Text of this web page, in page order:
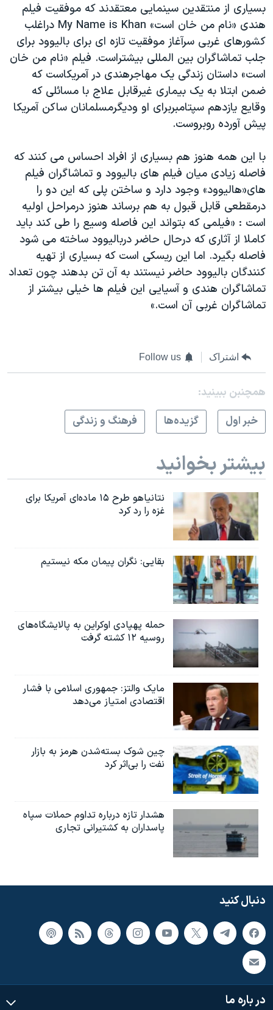
بسیاری از منتقدین سینمایی معتقدند که موفقیت فیلم
هندی «نام من خان است» My Name is Khan دراغلب
کشورهای غربی سرآغاز موفقیت تازه ای برای بالیوود برای
جلب تماشاگران بین المللی بیشتراست. فیلم «نام من خان
است» داستان زندگی یک مهاجرهندی در آمریکاست که
ضمن ابتلا به یک بیماری غیرقابل علاج با مسائلی که
وقایع یازدهم سپتامبربرای او ودیگرمسلمانان ساکن آمریکا
پیش آورده روبروست.
با این همه هنوز هم بسیاری از افراد احساس می کنند که
فاصله زیادی میان فیلم های بالیوود و تماشاگران فیلم
های«هالیوود» وجود دارد و ساختن پلی که این دو را
درمقطعی قابل قبول به هم برساند هنوز درمراحل اولیه
است : «فیلمی که بتواند این فاصله وسیع را طی کند باید
کاملا از آثاری که درحال حاضر دربالیوود ساخته می شود
فاصله بگیرد. اما این ریسکی است که بسیاری از تهیه
کنندگان بالیوود حاضر نیستند به آن تن بدهند چون تعداد
تماشاگران هندی و آسیایی این فیلم ها خیلی بیشتر از
تماشاگران غربی آن است.»
اشتراک Follow us
همچنبن ببینید:
خبر اول
گزيده‌ها فرهنگ و زندگی
بیشتر بخوانید
نتانیاهو طرح ۱۵ ماده‌ای آمریکا برای
غزه را رد کرد
بقایی: نگران پیمان مکه نیستیم
حمله پهپادی اوکراین به پالایشگاه‌های
روسیه ۱۲ کشته گرفت
مایک والتز: جمهوری اسلامی با فشار
اقتصادی امتیاز می‌دهد
چین شوک بسته‌شدن هرمز به بازار
نفت را بی‌اثر کرد
هشدار تازه درباره تداوم حملات سپاه
پاسداران به کشتیرانی تجاری
دنبال کنید
در باره ما